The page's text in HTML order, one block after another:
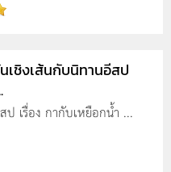
เชิงเส้นกับนิทานอีสป
ป เรื่อง กากับเหยือกน้ำ ...